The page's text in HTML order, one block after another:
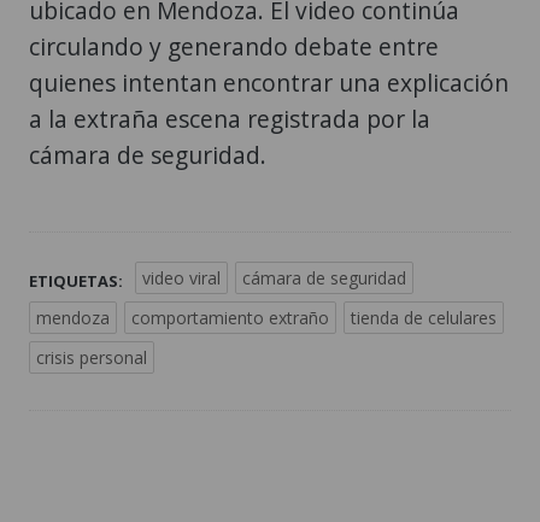
ubicado en Mendoza. El video continúa
circulando y generando debate entre
quienes intentan encontrar una explicación
a la extraña escena registrada por la
cámara de seguridad.
ETIQUETAS: video viral
cámara de seguridad
mendoza
comportamiento extraño
tienda de celulares
crisis personal